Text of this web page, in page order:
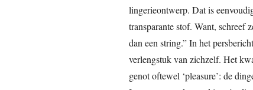
lingerieontwerp. Dat is
transparante stof. Want,
dan een string.” In het
verlengstuk van zichzelf. Het
genot oftewel ‘pleasure’: de